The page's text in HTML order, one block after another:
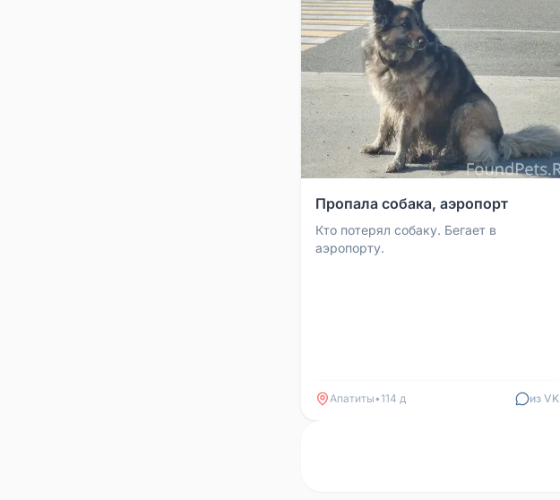
Пропала собака, аэропорт
Кто потерял собаку. Бегает в
аэропорту.
Апатиты•114 д из VK